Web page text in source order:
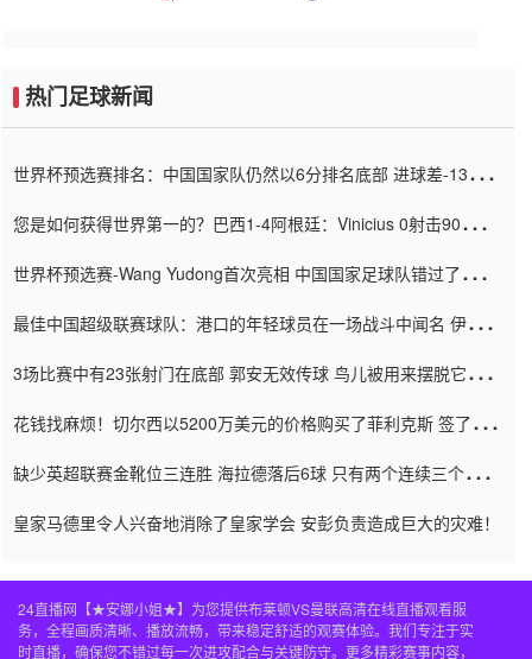
热门足球新闻
世界杯预选赛排名：中国国家队仍然以6分排名底部 进球差-13令人
您是如何获得世界第一的？巴西1-4阿根廷：Vinicius 0射击90分钟
世界杯预选赛-Wang Yudong首次亮相 中国国家足球队错过了世界
最佳中国超级联赛球队：港口的年轻球员在一场战斗中闻名 伊万放
3场比赛中有23张射门在底部 郭安无效传球 鸟儿被用来摆脱它
花钱找麻烦！切尔西以5200万美元的价格购买了菲利克斯 签了7年
缺少英超联赛金靴位三连胜 海拉德落后6球 只有两个连续三个连续
皇家马德里令人兴奋地消除了皇家学会 安彭负责造成巨大的灾难！
24直播网【★安娜小姐★】为您提供布莱顿VS曼联高清在线直播观看服
务，全程画质清晰、播放流畅，带来稳定舒适的观赛体验。我们专注于实
时直播，确保您不错过每一次进攻配合与关键防守。更多精彩赛事内容，